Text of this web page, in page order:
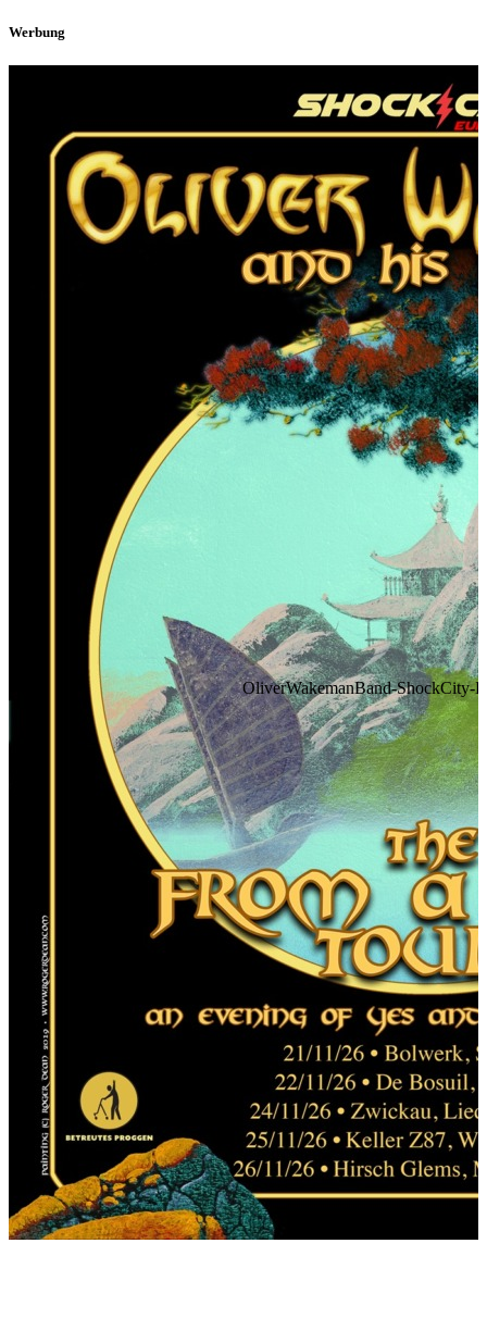
Werbung
OliverWakemanBand-ShockCity-